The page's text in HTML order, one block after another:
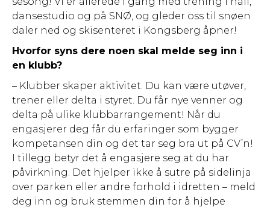
dansestudio og på SNØ, og gleder oss til snøen
daler ned og skisenteret i Kongsberg åpner!
Hvorfor syns dere noen skal melde seg inn i
en klubb?
– Klubber skaper aktivitet. Du kan være utøver,
trener eller delta i styret. Du får nye venner og
delta på ulike klubbarrangement! Når du
engasjerer deg får du erfaringer som bygger
kompetansen din og det tar seg bra ut på CV’n!
I tillegg betyr det å engasjere seg at du har
påvirkning. Det hjelper ikke å sutre på sidelinja
over parken eller andre forhold i idretten – meld
deg inn og bruk stemmen din for å hjelpe